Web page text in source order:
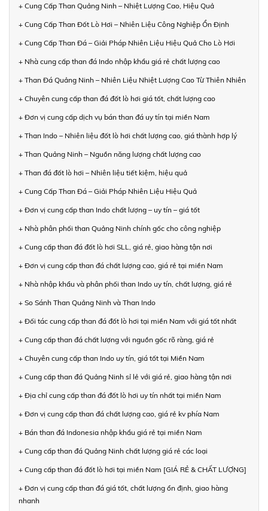
+ Cung Cấp Than Quảng Ninh – Nhiệt Lượng Cao, Hiệu Quả
+ Cung Cấp Than Đốt Lò Hơi – Nhiên Liệu Công Nghiệp Ổn Định
+ Cung Cấp Than Đá – Giải Pháp Nhiên Liệu Hiệu Quả Cho Lò Hơi
+ Nhà cung cấp than đá Indo nhập khẩu giá rẻ chất lượng cao
+ Than Đá Quảng Ninh – Nhiên Liệu Nhiệt Lượng Cao Từ Thiên Nhiên
+ Chuyên cung cấp than đá đốt lò hơi giá tốt, chất lượng cao
+ Đơn vị cung cấp dịch vụ bán than đá uy tín tại miền Nam
+ Than Indo – Nhiên liệu đốt lò hơi chất lượng cao, giá thành hợp lý
+ Than Quảng Ninh – Nguồn năng lượng chất lượng cao
+ Than đá đốt lò hơi – Nhiên liệu tiết kiệm, hiệu quả
+ Cung Cấp Than Đá – Giải Pháp Nhiên Liệu Hiệu Quả
+ Đơn vị cung cấp than Indo chất lượng – uy tín – giá tốt
+ Nhà phân phối than Quảng Ninh chính gốc cho công nghiệp
+ Cung cấp than đá đốt lò hơi SLL, giá rẻ, giao hàng tận nơi
+ Đơn vị cung cấp than đá chất lượng cao, giá rẻ tại miền Nam
+ Nhà nhập khẩu và phân phối than Indo uy tín, chất lượng, giá rẻ
+ So Sánh Than Quảng Ninh và Than Indo
+ Đối tác cung cấp than đá đốt lò hơi tại miền Nam với giá tốt nhất
+ Cung cấp than đá chất lượng với nguồn gốc rõ ràng, giá rẻ
+ Chuyên cung cấp than Indo uy tín, giá tốt tại Miền Nam
+ Cung cấp than đá Quảng Ninh sỉ lẻ với giá rẻ, giao hàng tận nơi
+ Địa chỉ cung cấp than đá đốt lò hơi uy tín nhất tại miền Nam
+ Đơn vị cung cấp than đá chất lượng cao, giá rẻ kv phía Nam
+ Bán than đá Indonesia nhập khẩu giá rẻ tại miền Nam
+ Cung cấp than đá Quảng Ninh chất lượng giá rẻ các loại
+ Cung cấp than đá đốt lò hơi tại miền Nam [GIÁ RẺ & CHẤT LƯỢNG]
+ Đơn vị cung cấp than đá giá tốt, chất lượng ổn định, giao hàng
nhanh